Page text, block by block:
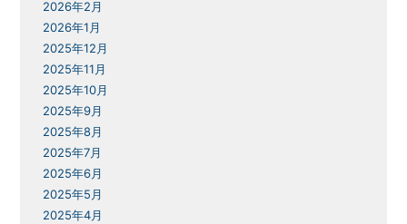
2026年2月
2026年1月
2025年12月
2025年11月
2025年10月
2025年9月
2025年8月
2025年7月
2025年6月
2025年5月
2025年4月